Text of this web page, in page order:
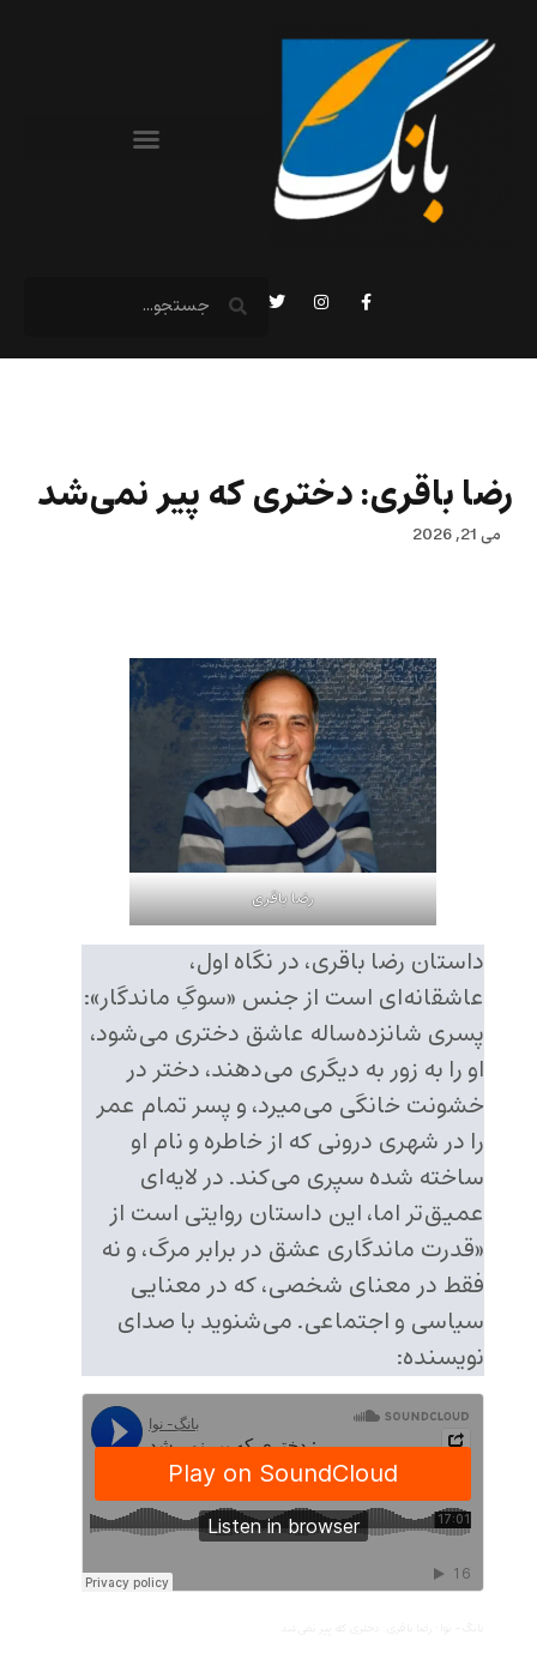
رضا باقری: دختری که پیر نمی‌شد
می 21, 2026
رضا باقری
داستان رضا باقری، در نگاه اول،
عاشقانه‌ای است از جنس «سوگِ ماندگار»:
پسری شانزده‌ساله عاشق دختری می‌شود،
او را به زور به دیگری می‌دهند، دختر در
خشونت خانگی می‌میرد، و پسر تمام عمر
را در شهری درونی که از خاطره و نام او
ساخته شده سپری می‌کند. در لایه‌ای
عمیق‌تر اما، این داستان روایتی است از
«قدرت ماندگاری عشق در برابر مرگ، و نه
فقط در معنای شخصی، که در معنایی
سیاسی و اجتماعی. می‌شنوید با صدای
نویسنده:
بانگ- نوا رضا باقری: دختری که پیر نمی‌شد